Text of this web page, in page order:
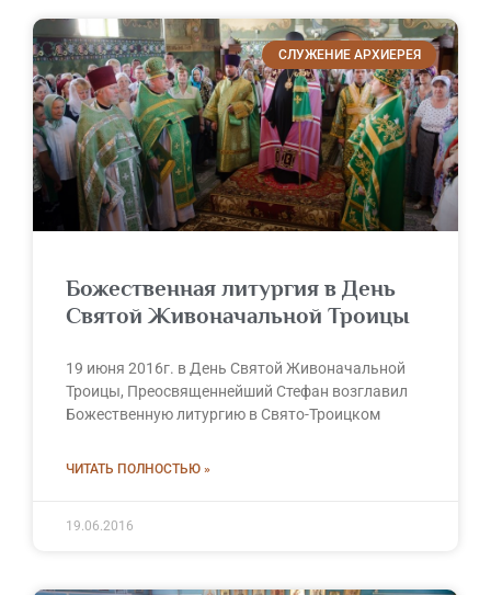
СЛУЖЕНИЕ АРХИЕРЕЯ
Божественная литургия в День
Святой Живоначальной Троицы
19 июня 2016г. в День Святой Живоначальной
Троицы, Преосвященнейший Стефан возглавил
Божественную литургию в Свято-Троицком
ЧИТАТЬ ПОЛНОСТЬЮ »
19.06.2016